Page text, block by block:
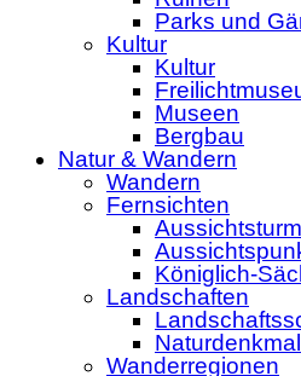
Parks und
Kultur
Kultur
Museen
Bergbau
Natur & Wandern
Wandern
Fernsichten
Aussichtsturm
Königlich-
Landschaften
Naturdenkmal
Wanderregionen